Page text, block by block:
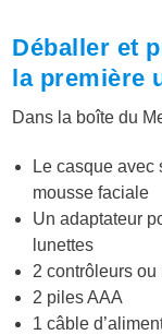
Déballer et
la première
Dans la boîte du
Le casque avec
mousse faciale
Un adaptateur
lunettes
2 contrôleurs
2 piles AAA
1 câble